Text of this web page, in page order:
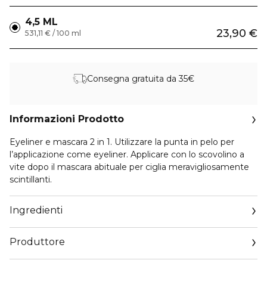
4,5 ML
23,90 €
531,11 € / 100 ml
Consegna gratuita da 35€
Informazioni Prodotto
Eyeliner e mascara 2 in 1. Utilizzare la punta in pelo per
l’applicazione come eyeliner. Applicare con lo scovolino a
vite dopo il mascara abituale per ciglia meravigliosamente
scintillanti.
Ingredienti
Produttore